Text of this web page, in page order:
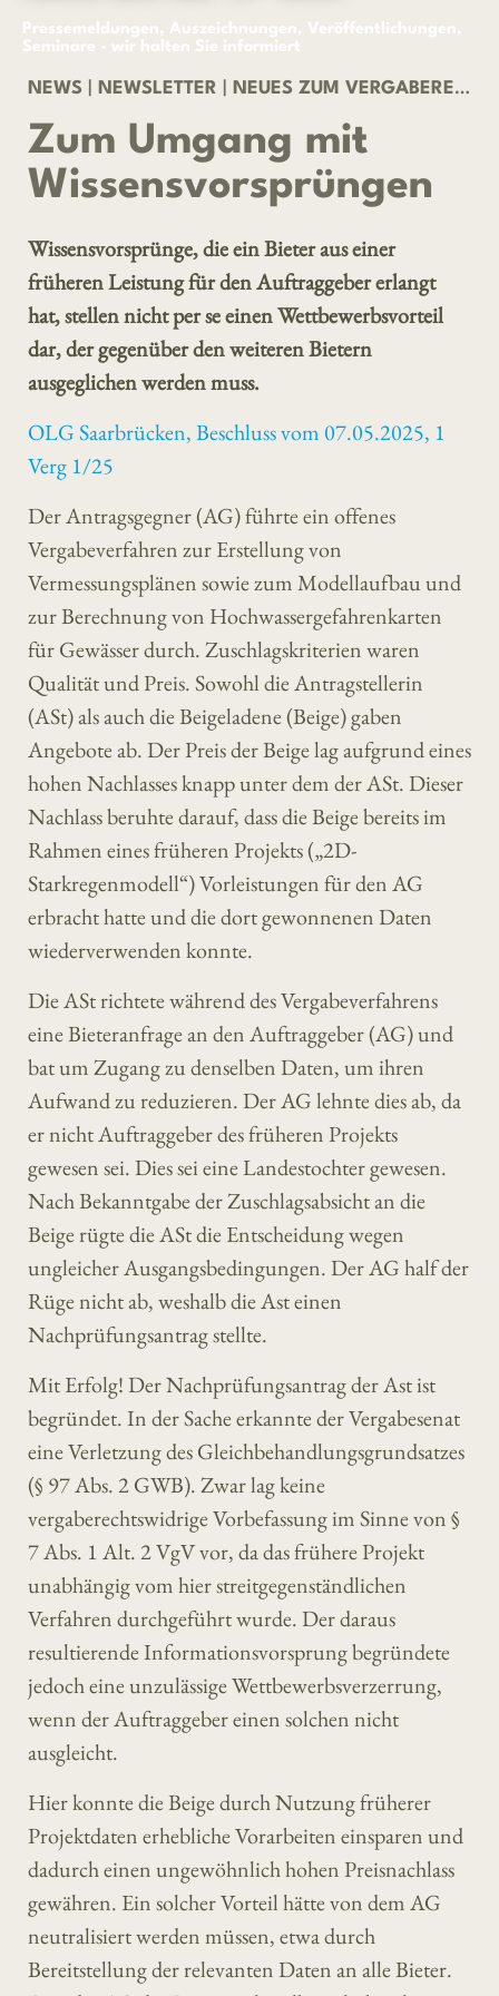
Pressemeldungen, Auszeichnungen, Veröffentlichungen,
Seminare - wir halten Sie informiert
NEWS NEWSLETTER NEUES ZUM VERGABERECHT 03/2025
Zum Umgang mit
Wissensvorsprüngen
Wissensvorsprünge, die ein Bieter aus einer
früheren Leistung für den Auftraggeber erlangt
hat, stellen nicht per se einen Wettbewerbsvorteil
dar, der gegenüber den weiteren Bietern
ausgeglichen werden muss.
OLG Saarbrücken, Beschluss vom 07.05.2025, 1
Verg 1/25
Der Antragsgegner (AG) führte ein offenes
Vergabeverfahren zur Erstellung von
Vermessungsplänen sowie zum Modellaufbau und
zur Berechnung von Hochwassergefahrenkarten
für Gewässer durch. Zuschlagskriterien waren
Qualität und Preis. Sowohl die Antragstellerin
(ASt) als auch die Beigeladene (Beige) gaben
Angebote ab. Der Preis der Beige lag aufgrund eines
hohen Nachlasses knapp unter dem der ASt. Dieser
Nachlass beruhte darauf, dass die Beige bereits im
Rahmen eines früheren Projekts („2D-
Starkregenmodell“) Vorleistungen für den AG
erbracht hatte und die dort gewonnenen Daten
wiederverwenden konnte.
Die ASt richtete während des Vergabeverfahrens
eine Bieteranfrage an den Auftraggeber (AG) und
bat um Zugang zu denselben Daten, um ihren
Aufwand zu reduzieren. Der AG lehnte dies ab, da
er nicht Auftraggeber des früheren Projekts
gewesen sei. Dies sei eine Landestochter gewesen.
Nach Bekanntgabe der Zuschlagsabsicht an die
Beige rügte die ASt die Entscheidung wegen
ungleicher Ausgangsbedingungen. Der AG half der
Rüge nicht ab, weshalb die Ast einen
Nachprüfungsantrag stellte.
Mit Erfolg! Der Nachprüfungsantrag der Ast ist
begründet. In der Sache erkannte der Vergabesenat
eine Verletzung des Gleichbehandlungsgrundsatzes
(§ 97 Abs. 2 GWB). Zwar lag keine
vergaberechtswidrige Vorbefassung im Sinne von §
7 Abs. 1 Alt. 2 VgV vor, da das frühere Projekt
unabhängig vom hier streitgegenständlichen
Verfahren durchgeführt wurde. Der daraus
resultierende Informationsvorsprung begründete
jedoch eine unzulässige Wettbewerbsverzerrung,
wenn der Auftraggeber einen solchen nicht
ausgleicht.
Hier konnte die Beige durch Nutzung früherer
Projektdaten erhebliche Vorarbeiten einsparen und
dadurch einen ungewöhnlich hohen Preisnachlass
gewähren. Ein solcher Vorteil hätte von dem AG
neutralisiert werden müssen, etwa durch
Bereitstellung der relevanten Daten an alle Bieter.